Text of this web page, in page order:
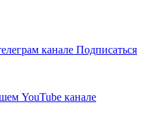
канале Подписаться
YouTube канале